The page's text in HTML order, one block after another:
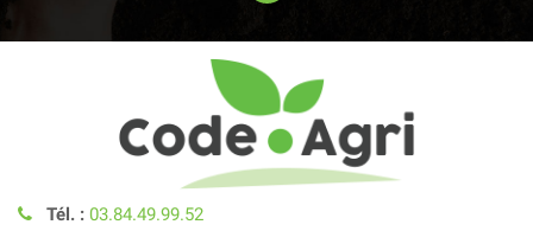
Tél. : 03.84.49.99.52